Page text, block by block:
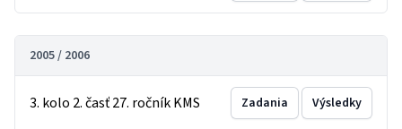
2005 / 2006
3. kolo 2. časť 27. ročník KMS Zadania Výsledky